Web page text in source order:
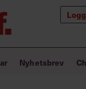
Nyhetsbrev